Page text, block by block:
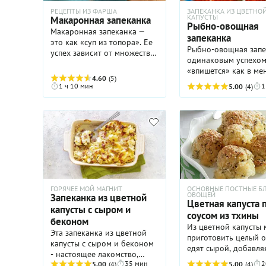
РЕЦЕПТЫ ИЗ ФАРША
Макаронная запеканка
Макаронная запеканка —
это как «суп из топора». Ее
успех зависит от множества
макароны при этом создают
основу. Наша макаронная
запеканка с говяжьим
сырным соусом —
идеальное блюдо для
уютного домашнего ужина и
для полноценного обеда.
Делать ее нетрудно, но
понадобится несколько
этапов подготовки, чтобы
ингредиенты объединились
гармонично и аппетитно.
Для такой запеканки нужно
брать мелкие макаронные
изделия — ракушки, рожки
или перья. Фарш может
быть как говяжий, так и
4.60 (5)
1 ч 10 мин
ЗАПЕКАНКА ИЗ ЦВЕТНОЙ
КАПУСТЫ
Рыбно-овощная
запеканка
Рыбно-овощная
одинаковым успехом
«впишется» как в
семейного обеда, так
праздничного, в день
корочки лучше всего
подходят твердые и
полутвердые сорта
чеддер, гауда,
они хорошо
образуют
тягучий слой.
добавит запеканке
пикантности и
более сложного
можно смешать 2–3
сыра. В
виде, они выступят
связующего
объединят все вкусы
5.00 (4)
ГОРЯЧЕЕ МОЙ МАГНИТ
Запеканка из цветной
капусты с сыром и
беконом
Эта запеканка из цветной
капусты с сыром и беконом
- настоящее лакомство,
5.00 (4) 35 мин
ОСНОВНЫЕ ПОСТНЫЕ
ОВОЩЕЙ
Цветная капуста
соусом из тхины
Из цветной капусты
приготовить целый
едят сырой,
маленькие кочанчики
5.00 (4)